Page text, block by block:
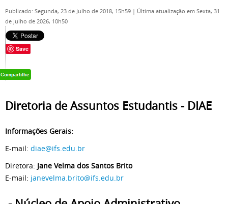
Publicado: Segunda, 23 de Julho de 2018, 15h59 | Última atualização em Sexta, 31
de Julho de 2026, 10h50
Save
Diretoria de Assuntos Estudantis - DIAE
Informações Gerais:
E-mail: diae@ifs.edu.br
Diretora: Jane Velma dos Santos Brito
E-mail: janevelma.brito@ifs.edu.br